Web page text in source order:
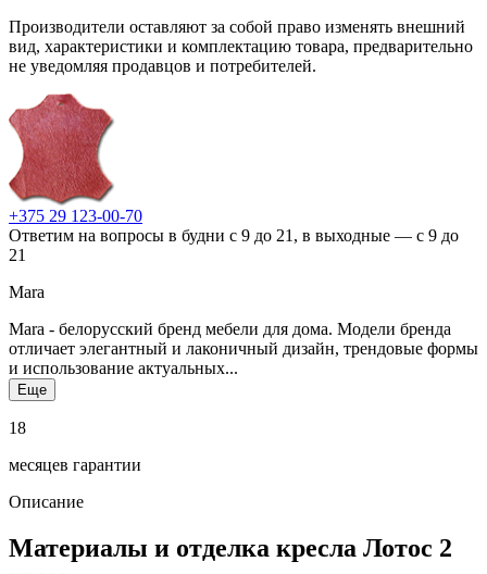
Производители оставляют за собой право изменять внешний
вид, характеристики и комплектацию товара, предварительно
не уведомляя продавцов и потребителей.
+375 29 123-00-70
Ответим на вопросы в будни с 9 до 21, в выходные — с 9 до
21
Mara
Mara - белорусский бренд мебели для дома. Модели бренда
отличает элегантный и лаконичный дизайн, трендовые формы
и использование актуальных...
Еще
18
месяцев гарантии
Описание
Материалы и отделка кресла Лотос 2